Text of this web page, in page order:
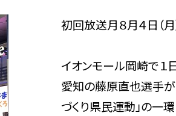
初回放送月８月４日（
イオンモール岡崎で１
愛知の藤原直也選手が
づくり県民運動」の一